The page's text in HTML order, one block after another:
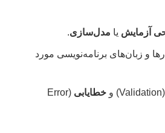
آزمایش یا مدل‌سازی.
و زبان‌های برنامه‌نویسی مورد
(Validation) و خطایابی (Error